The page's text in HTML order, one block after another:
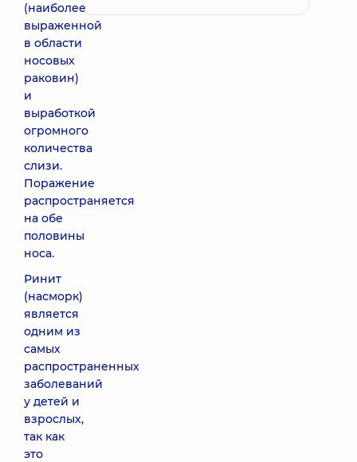
(наиболее
выраженной
в области
носовых
раковин)
и
выработкой
огромного
количества
слизи.
Поражение
распространяется
на обе
половины
носа.
Ринит
(насморк)
является
одним из
самых
распространенных
заболеваний
у детей и
взрослых,
так как
это